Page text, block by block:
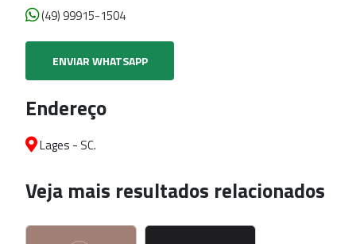
(49) 99915-1504
ENVIAR WHATSAPP
Endereço
Lages - SC.
Veja mais resultados relacionados